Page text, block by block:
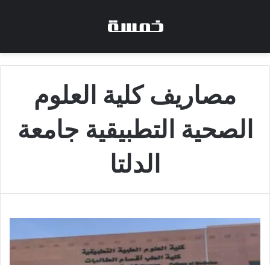
مصاريف كلية العلوم
الصحية التطبيقية جامعة
الدلتا